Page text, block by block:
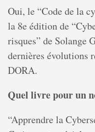
Oui, le “Code de la
la 8e édition de
risques” de Solange
dernières évolutions
DORA.
Quel livre pour un
“Apprendre la